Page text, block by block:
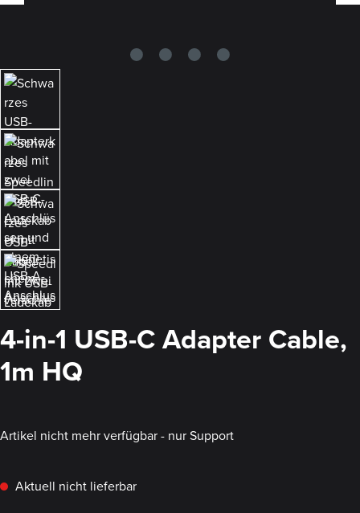
4-in-1 USB-C Adapter Cable,
1m HQ
Artikel nicht mehr verfügbar - nur Support
Aktuell nicht lieferbar